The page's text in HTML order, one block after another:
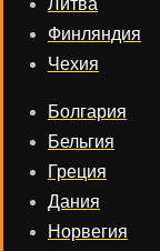
Литва
Финляндия
Чехия
Болгария
Бельгия
Греция
Дания
Норвегия